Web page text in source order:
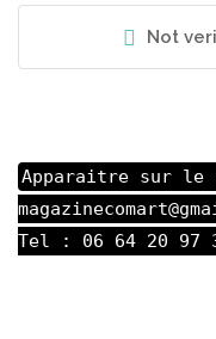
Not
Apparaitre sur le
Tel : 06 64 20 97